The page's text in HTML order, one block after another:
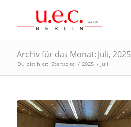
Archiv für das Monat: Juli, 2025
Du bist hier: Startseite / 2025 / Juli